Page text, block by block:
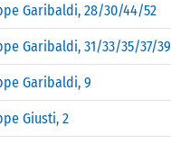
Garibaldi, 28/30/44/52
Garibaldi, 31/33/35/37/39
Garibaldi, 9
Giusti, 2